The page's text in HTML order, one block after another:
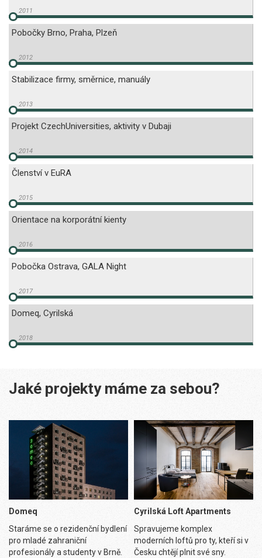
Pobočky Brno, Praha, Plzeň
Stabilizace firmy, směrnice, manuály
Projekt CzechUniversities, aktivity v Dubaji
Členství v EuRA
Orientace na korporátní kienty
Pobočka Ostrava, GALA Night
Domeq, Cyrilská
Jaké projekty máme za sebou?
Domeq
Staráme se o rezidenční bydlení
pro mladé zahraniční
profesionály a studenty v Brně.
Cyrilská Loft Apartments
Spravujeme komplex
moderních loftů pro ty, kteří si v
Česku chtějí plnit své sny.